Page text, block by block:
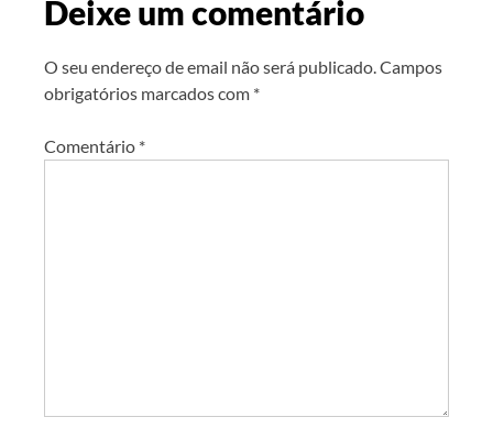
Deixe um comentário
O seu endereço de email não será publicado.Campos
obrigatórios marcados com *
Comentário *